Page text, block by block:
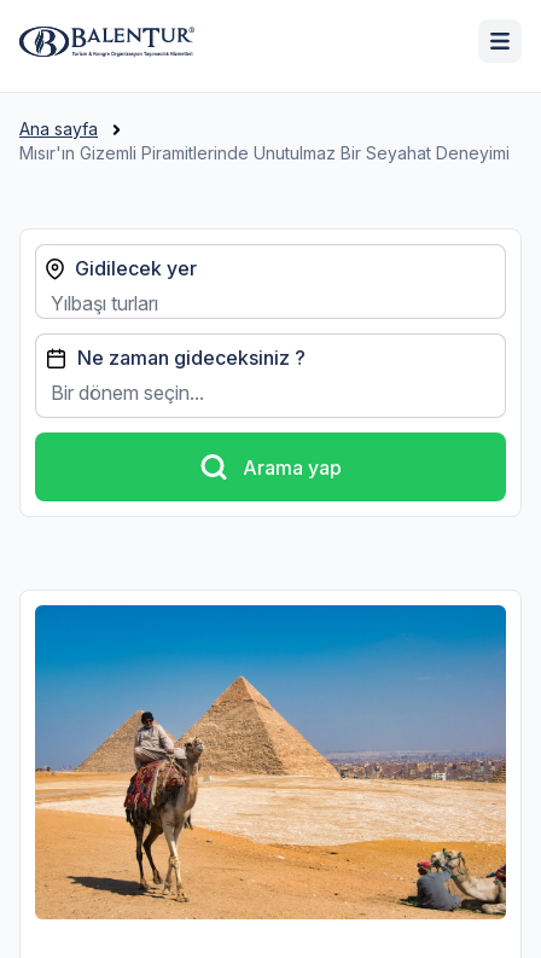
Ana sayfa
Mısır'ın Gizemli Piramitlerinde Unutulmaz Bir Seyahat Deneyimi
Gidilecek yer
Ne zaman gideceksiniz ?
Bir dönem seçin...
Arama yap